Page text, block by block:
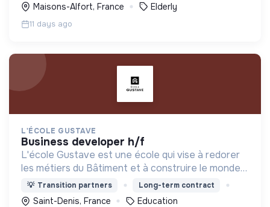
Maisons-Alfort, France Elderly
11 days ago
L'ÉCOLE GUSTAVE
business developer h/f
L'école Gustave est une école qui vise à redorer
les métiers du Bâtiment et à construire le monde
de demain. Notre ESS recrute ses apprenants en
fonction de leur motivation et non de leur diplôme.
💡 Transition partners Long-term contract
Saint-Denis, France Education